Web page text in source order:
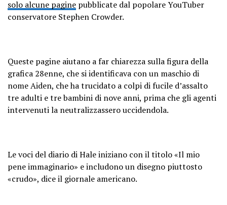
solo alcune pagine pubblicate dal popolare YouTuber
conservatore Stephen Crowder.
Queste pagine aiutano a far chiarezza sulla figura della
grafica 28enne, che si identificava con un maschio di
nome Aiden, che ha trucidato a colpi di fucile d’assalto
tre adulti e tre bambini di nove anni, prima che gli agenti
intervenuti la neutralizzassero uccidendola.
Le voci del diario di Hale iniziano con il titolo «Il mio
pene immaginario» e includono un disegno piuttosto
«crudo», dice il giornale americano.